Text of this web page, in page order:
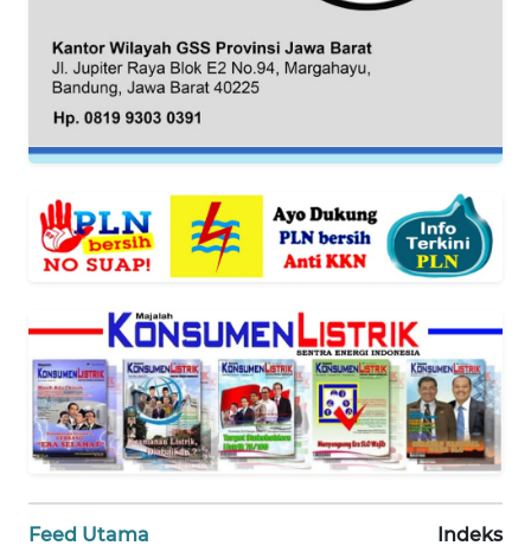
Feed Utama Indeks
WN
WN
WN
NTT
WN
KEPRI
WN
PAPUA
PAPUA